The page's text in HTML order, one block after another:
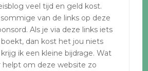
veel tijd en geld kost.
van de links op deze
Als je via deze links iets
dan kost het jou niets
ik een kleine bijdrage. Wat
helpt om deze website zo